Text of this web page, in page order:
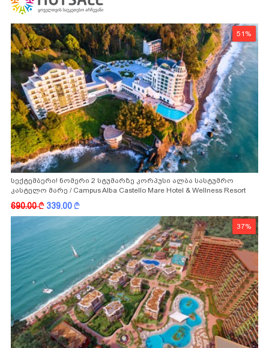
51%
სექტემბერი! ნომერი 2 სტუმარზე კორპუსი ალბა სასტუმრო
კასტელო მარე / Campus Alba Castello Mare Hotel & Wellness Resort
690.00k 339.00k
37%